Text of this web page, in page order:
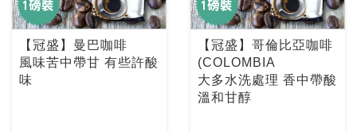
【冠盛】曼巴咖啡
風味苦中帶甘 有些許酸
味
【冠盛】哥倫比亞咖啡
(COLOMBIA
大多水洗處理 香中帶酸
溫和甘醇